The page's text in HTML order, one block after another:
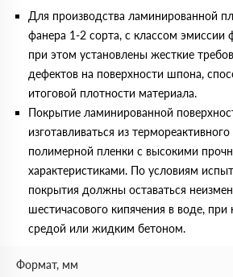
Для производства ламинированной
фанера 1-2 сорта, с классом эмиссии
при этом установлены жесткие
дефектов на поверхности шпона,
итоговой плотности материала.
Покрытие ламинированной
изготавливаться из
полимерной пленки с высокими
характеристиками. По условиям
покрытия должны оставаться
шестичасового кипячения в воде,
средой или жидким бетоном.
Формат, мм